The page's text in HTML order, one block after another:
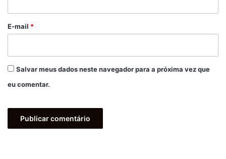
*
E-mail *
Salvar meus dados neste navegador para a próxima vez que
eu comentar.